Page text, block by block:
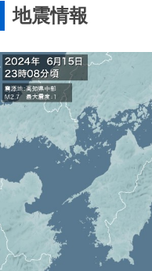
地震情報